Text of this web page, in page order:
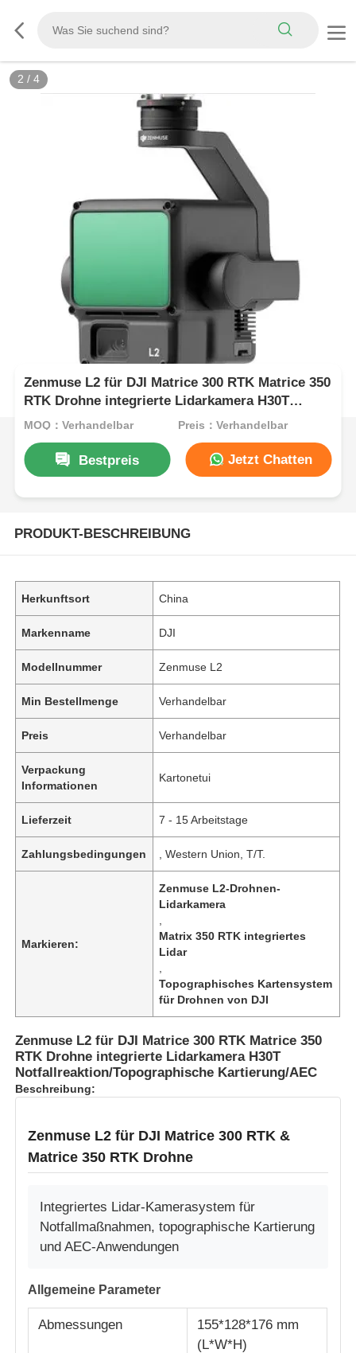
2 / 4
Zenmuse L2 für DJI Matrice 300 RTK Matrice 350
RTK Drohne integrierte Lidarkamera H30T
Notfallreaktion/Topographische Kartierung/AEC
MOQ：Verhandelbar Preis：Verhandelbar
Bestpreis Jetzt Chatten
PRODUKT-BESCHREIBUNG
Herkunftsort China
Markenname DJI
Modellnummer Zenmuse L2
Min Bestellmenge Verhandelbar
Preis Verhandelbar
Verpackung
Informationen
Kartonetui
Lieferzeit 7 - 15 Arbeitstage
Zahlungsbedingungen , Western Union, T/T.
Markieren:
Zenmuse L2-Drohnen-
Lidarkamera
Matrix 350 RTK integriertes
Lidar
Topographisches Kartensystem
für Drohnen von DJI
Zenmuse L2 für DJI Matrice 300 RTK Matrice 350
RTK Drohne integrierte Lidarkamera H30T
Notfallreaktion/Topographische Kartierung/AEC
Beschreibung:
Zenmuse L2 für DJI Matrice 300 RTK &
Matrice 350 RTK Drohne
Integriertes Lidar-Kamerasystem für
Notfallmaßnahmen, topographische Kartierung
und AEC-Anwendungen
Allgemeine Parameter
Abmessungen
155*128*176 mm
(L*W*H)